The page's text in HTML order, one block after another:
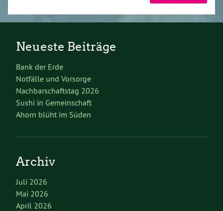
Neueste Beiträge
Bank der Erde
Notfälle und Vorsorge
Nachbarschaftstag 2026
Sushi in Gemeinschaft
Ahorn blüht im Süden
Archiv
Juli 2026
Mai 2026
April 2026